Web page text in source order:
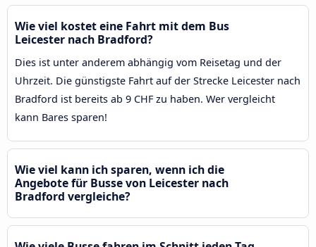
Wie viel kostet eine Fahrt mit dem Bus
Leicester nach Bradford?
Dies ist unter anderem abhängig vom Reisetag und der
Uhrzeit. Die günstigste Fahrt auf der Strecke Leicester nach
Bradford ist bereits ab 9 CHF zu haben. Wer vergleicht
kann Bares sparen!
Wie viel kann ich sparen, wenn ich die
Angebote für Busse von Leicester nach
Bradford vergleiche?